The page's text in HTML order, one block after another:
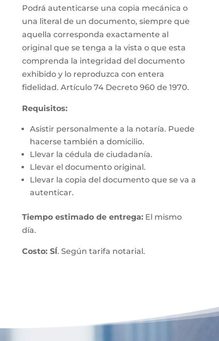
Podrá autenticarse una copia mecánica o
una literal de un documento, siempre que
aquella corresponda exactamente al
original que se tenga a la vista o que esta
comprenda la integridad del documento
exhibido y lo reproduzca con entera
fidelidad. Artículo 74 Decreto 960 de 1970.
Requisitos:
Asistir personalmente a la notaría. Puede
hacerse también a domicilio.
Llevar la cédula de ciudadanía.
Llevar el documento original.
Llevar la copia del documento que se va a
autenticar.
Tiempo estimado de entrega:El mismo
día.
Costo: SÍ. Según tarifa notarial.